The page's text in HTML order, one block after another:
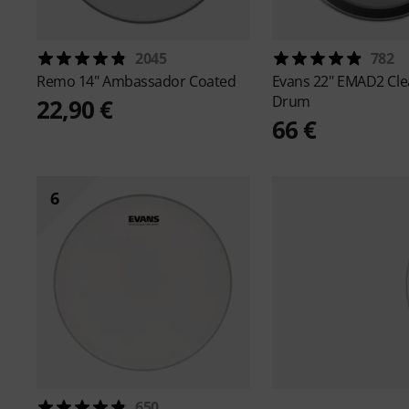
2045
Remo 14" Ambassador Coated
22,90 €
782
Evans 22" EMAD2
Drum
66 €
6